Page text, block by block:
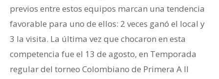
previos entre estos equipos marcan una tendencia
favorable para uno de ellos: 2 veces ganó el local y
3 la visita. La última vez que chocaron en esta
competencia fue el 13 de agosto, en Temporada
regular del torneo Colombiano de Primera A II